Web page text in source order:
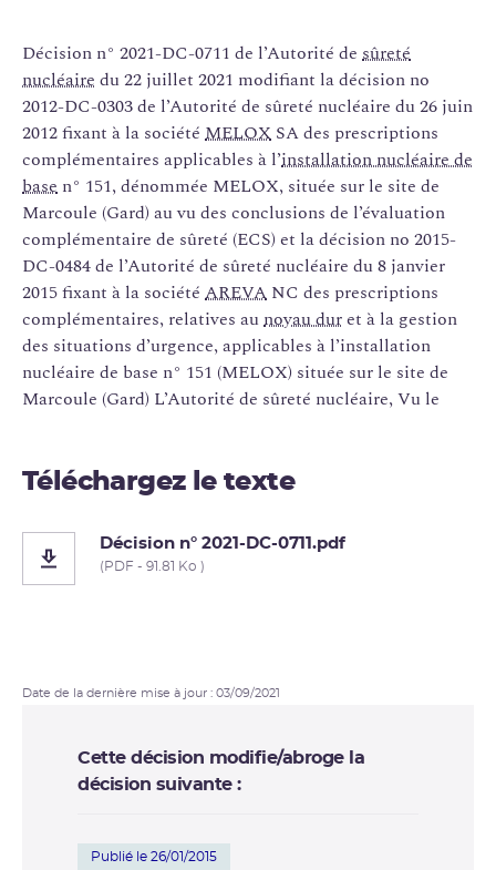
Décision n° 2021-DC-0711 de l’Autorité de sûreté
nucléaire du 22 juillet 2021 modifiant la décision no
2012-DC-0303 de l’Autorité de sûreté nucléaire du 26 juin
2012 fixant à la société MELOX SA des prescriptions
complémentaires applicables à l’installation nucléaire de
base n° 151, dénommée MELOX, située sur le site de
Marcoule (Gard) au vu des conclusions de l’évaluation
complémentaire de sûreté (ECS) et la décision no 2015-
DC-0484 de l’Autorité de sûreté nucléaire du 8 janvier
2015 fixant à la société AREVA NC des prescriptions
complémentaires, relatives aunoyau duret à la gestion
des situations d’urgence, applicables à l’installation
nucléaire de base n° 151 (MELOX) située sur le site de
Marcoule (Gard) L’Autorité de sûreté nucléaire, Vu le
Téléchargez le texte
Décision n° 2021-DC-0711.pdf
(PDF - 91.81 Ko )
Date de la dernière mise à jour : 03/09/2021
Cette décision modifie/abroge la
décision suivante :
Publié le 26/01/2015